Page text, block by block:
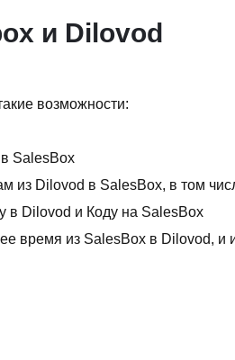
и Dilovod
возможности:
SalesBox
Dilovod в SalesBox, в том
в Dilovod и Коду на SalesBox
время из SalesBox в Dilovod, и